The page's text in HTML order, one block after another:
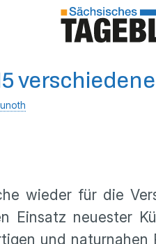
wieder für die
Einsatz neuester
und